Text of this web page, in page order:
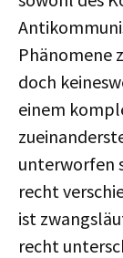
Phänomene
doch
einem
unterworfen
recht
ist
recht